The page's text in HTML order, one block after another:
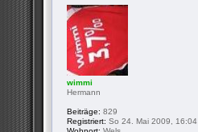
wimmi
Hermann
Beiträge: 829
Registriert: So 24. Mai 2009, 16:04